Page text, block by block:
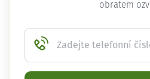
obratem
Zadejte telefonní